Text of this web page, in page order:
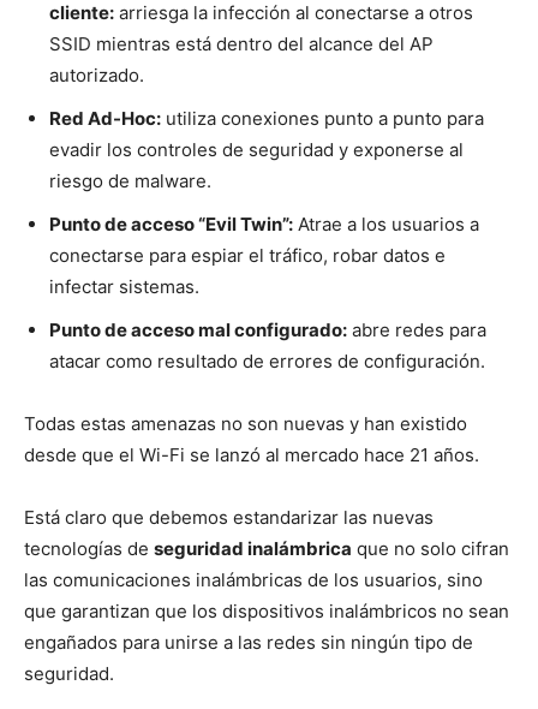
cliente: arriesga la infección al conectarse a otros
SSID mientras está dentro del alcance del AP
autorizado.
Red Ad-Hoc: utiliza conexiones punto a punto para
evadir los controles de seguridad y exponerse al
riesgo de malware.
Punto de acceso “Evil Twin”: Atrae a los usuarios a
conectarse para espiar el tráfico, robar datos e
infectar sistemas.
Punto de acceso mal configurado: abre redes para
atacar como resultado de errores de configuración.
Todas estas amenazas no son nuevas y han existido
desde que el Wi-Fi se lanzó al mercado hace 21 años.
Está claro que debemos estandarizar las nuevas
tecnologías de seguridad inalámbrica que no solo cifran
las comunicaciones inalámbricas de los usuarios, sino
que garantizan que los dispositivos inalámbricos no sean
engañados para unirse a las redes sin ningún tipo de
seguridad.